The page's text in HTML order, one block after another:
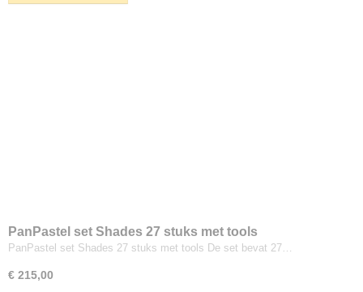
PanPastel set Shades 27 stuks met tools
PanPastel set Shades 27 stuks met tools De set bevat 27…
€ 215,00